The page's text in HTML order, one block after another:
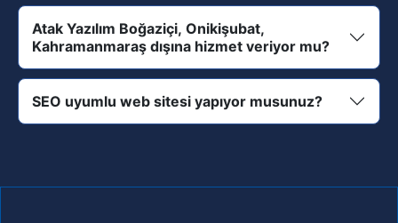
Atak Yazılım Boğaziçi, Onikişubat,
Kahramanmaraş dışına hizmet veriyor mu?
SEO uyumlu web sitesi yapıyor musunuz?